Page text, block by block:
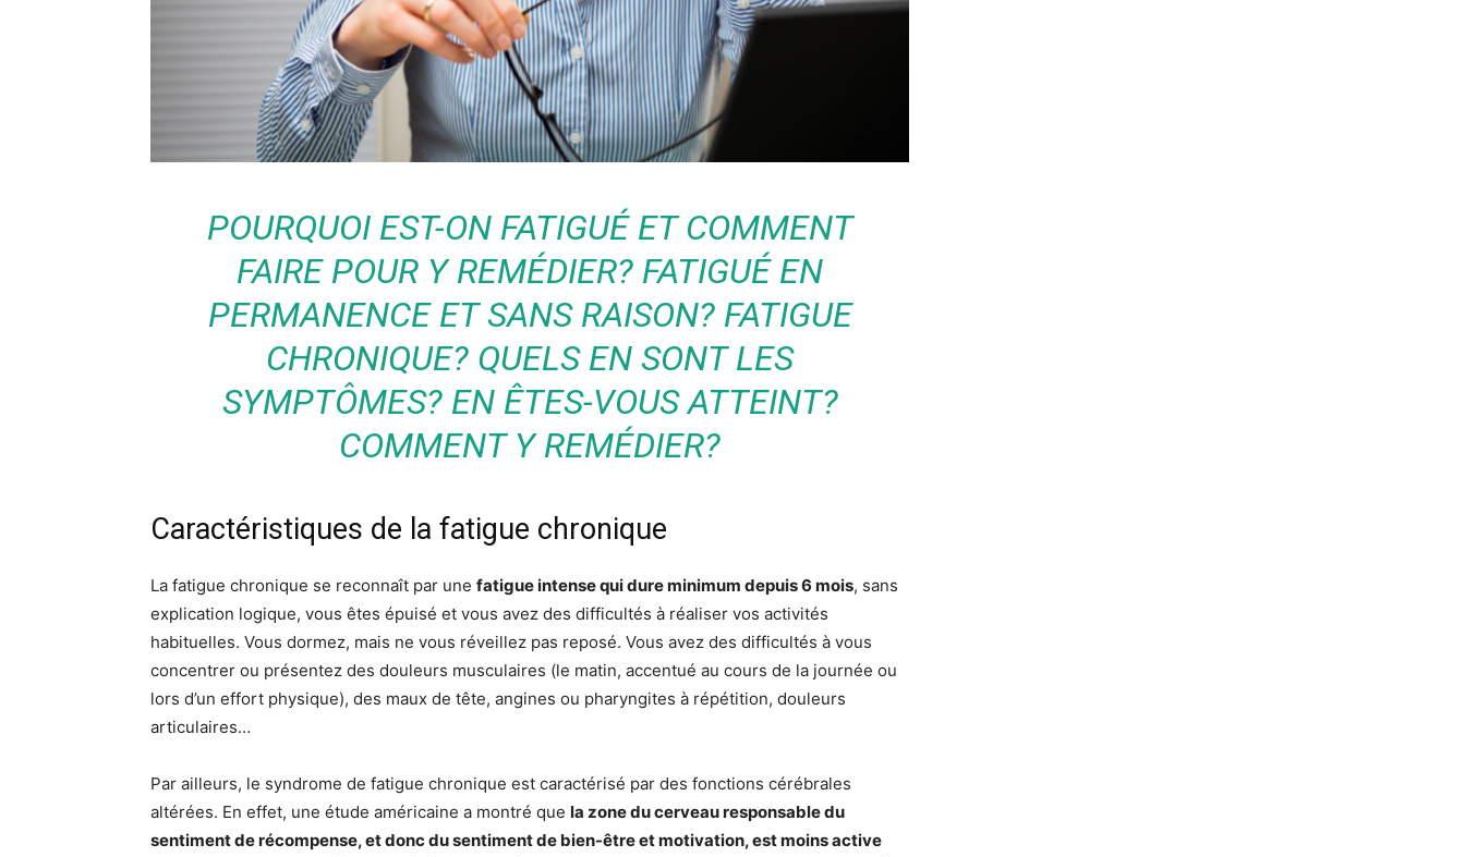
POURQUOI EST-ON FATIGUÉ ET COMMENT
FAIRE POUR Y REMÉDIER? FATIGUÉ EN
PERMANENCE ET SANS RAISON? FATIGUE
CHRONIQUE? QUELS EN SONT LES
SYMPTÔMES? EN ÊTES-VOUS ATTEINT?
COMMENT Y REMÉDIER?
Caractéristiques de la fatigue chronique
La fatigue chronique se reconnaît par une fatigue intense qui dure minimum depuis 6 mois, sans
explication logique, vous êtes épuisé et vous avez des difficultés à réaliser vos activités
habituelles. Vous dormez, mais ne vous réveillez pas reposé. Vous avez des difficultés à vous
concentrer ou présentez des douleurs musculaires (le matin, accentué au cours de la journée ou
lors d’un effort physique), des maux de tête, angines ou pharyngites à répétition, douleurs
articulaires…
Par ailleurs, le syndrome de fatigue chronique est caractérisé par des fonctions cérébrales
altérées. En effet, une étude américaine a montré que la zone du cerveau responsable du
sentiment de récompense, et donc du sentiment de bien-être et motivation, est moins active